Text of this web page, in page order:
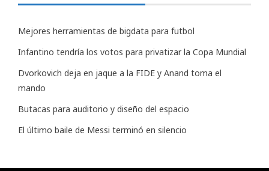
Mejores herramientas de bigdata para futbol
Infantino tendría los votos para privatizar la Copa Mundial
Dvorkovich deja en jaque a la FIDE y Anand toma el
mando
Butacas para auditorio y diseño del espacio
El último baile de Messi terminó en silencio